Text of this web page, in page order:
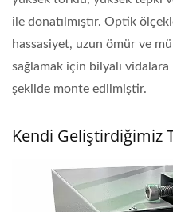
ile donatılmıştır. Optik
hassasiyet, uzun ömür ve
sağlamak için bilyalı
şekilde monte edilmiştir.
Kendi Geliştirdiğimiz